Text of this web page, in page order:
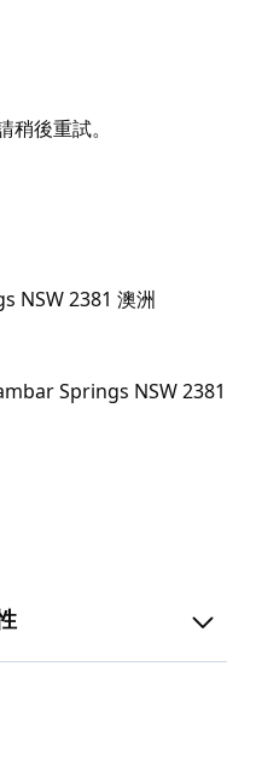
民創造了「雙門齒獸之
，沿途設有波紋鐵皮雕
景點之間。
雜貨店（提供汽油和外
維護治安的當地警察局。
啡，吃點東西，然後漫
風光，一邊與當地人閒
行，如今悠閒漫步，田園
後重試。
NSW 2381 澳洲